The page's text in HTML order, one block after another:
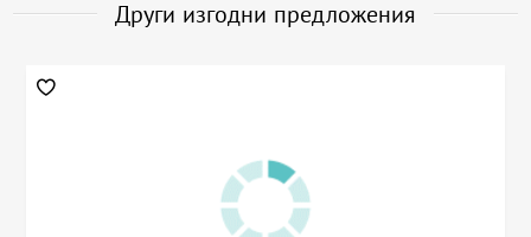
Други изгодни предложения